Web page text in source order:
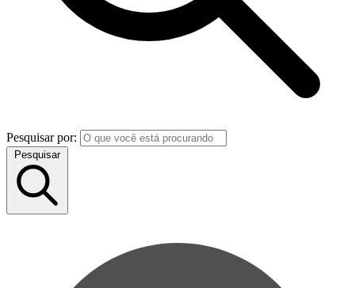
Pesquisar por:
Pesquisar